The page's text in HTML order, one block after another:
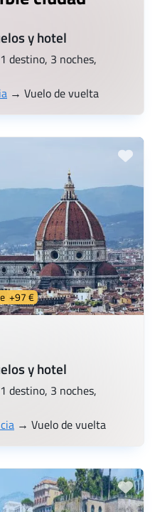
y hotel
1 destino, 3 noches,
→ Vuelo de vuelta
+97 €
y hotel
1 destino, 3 noches,
→ Vuelo de vuelta